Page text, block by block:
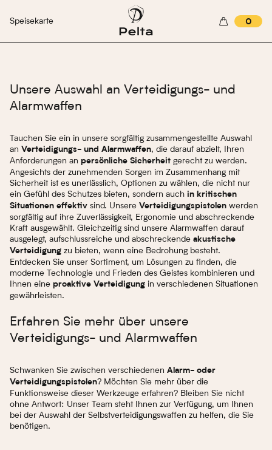
Speisekarte 0
Unsere Auswahl an Verteidigungs- und
Alarmwaffen
Tauchen Sie ein in unsere sorgfältig zusammengestellte Auswahl
an Verteidigungs- und Alarmwaffen, die darauf abzielt, Ihren
Anforderungen an persönliche Sicherheit gerecht zu werden.
Angesichts der zunehmenden Sorgen im Zusammenhang mit
Sicherheit ist es unerlässlich, Optionen zu wählen, die nicht nur
ein Gefühl des Schutzes bieten, sondern auch in kritischen
Situationen effektiv sind. Unsere Verteidigungspistolen werden
sorgfältig auf ihre Zuverlässigkeit, Ergonomie und abschreckende
Kraft ausgewählt. Gleichzeitig sind unsere Alarmwaffen darauf
ausgelegt, aufschlussreiche und abschreckende akustische
Verteidigung zu bieten, wenn eine Bedrohung besteht.
Entdecken Sie unser Sortiment, um Lösungen zu finden, die
moderne Technologie und Frieden des Geistes kombinieren und
Ihnen eine proaktive Verteidigung in verschiedenen Situationen
gewährleisten.
Erfahren Sie mehr über unsere
Verteidigungs- und Alarmwaffen
Schwanken Sie zwischen verschiedenen Alarm- oder
Verteidigungspistolen? Möchten Sie mehr über die
Funktionsweise dieser Werkzeuge erfahren? Bleiben Sie nicht
ohne Antwort: Unser Team steht Ihnen zur Verfügung, um Ihnen
bei der Auswahl der Selbstverteidigungswaffen zu helfen, die Sie
benötigen.